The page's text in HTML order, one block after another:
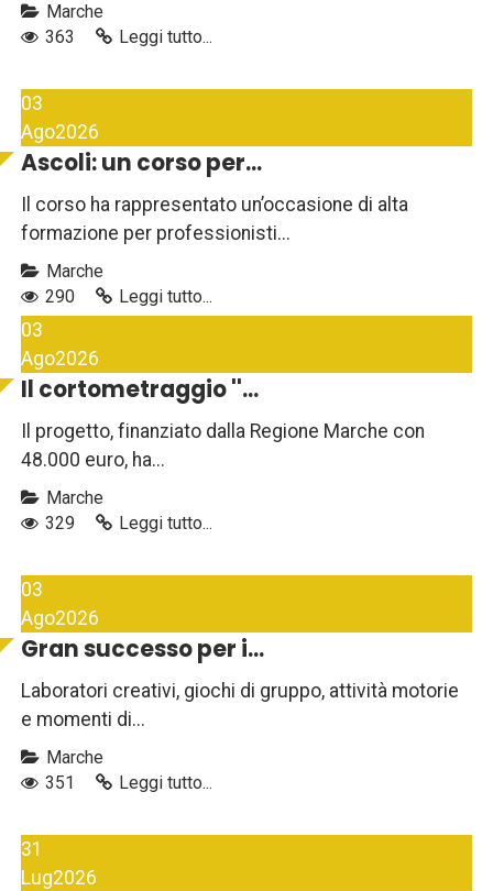
Marche
363
Leggi tutto...
03
Ago2026
Ascoli: un corso per...
Il corso ha rappresentato un’occasione di alta
formazione per professionisti...
Marche
290
Leggi tutto...
03
Ago2026
Il cortometraggio ''...
Il progetto, finanziato dalla Regione Marche con
48.000 euro, ha...
Marche
329
Leggi tutto...
03
Ago2026
Gran successo per i...
Laboratori creativi, giochi di gruppo, attività motorie
e momenti di...
Marche
351
Leggi tutto...
31
Lug2026